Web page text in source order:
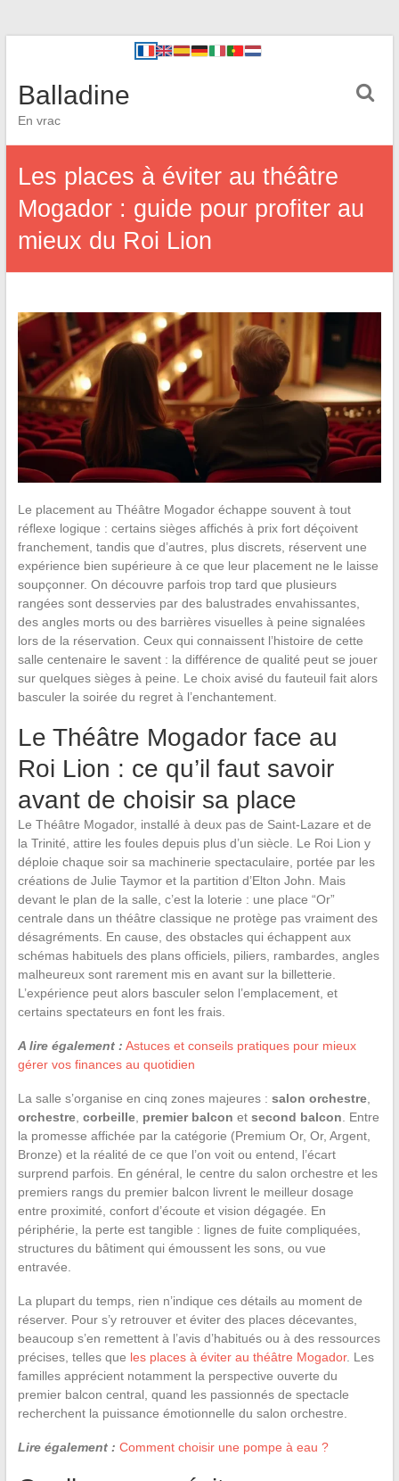
Balladine
En vrac
Les places à éviter au théâtre
Mogador : guide pour profiter au
mieux du Roi Lion
Le placement au Théâtre Mogador échappe souvent à tout
réflexe logique : certains sièges affichés à prix fort déçoivent
franchement, tandis que d’autres, plus discrets, réservent une
expérience bien supérieure à ce que leur placement ne le laisse
soupçonner. On découvre parfois trop tard que plusieurs
rangées sont desservies par des balustrades envahissantes,
des angles morts ou des barrières visuelles à peine signalées
lors de la réservation. Ceux qui connaissent l’histoire de cette
salle centenaire le savent : la différence de qualité peut se jouer
sur quelques sièges à peine. Le choix avisé du fauteuil fait alors
basculer la soirée du regret à l’enchantement.
Le Théâtre Mogador face au
Roi Lion : ce qu’il faut savoir
avant de choisir sa place
Le Théâtre Mogador, installé à deux pas de Saint-Lazare et de
la Trinité, attire les foules depuis plus d’un siècle. Le Roi Lion y
déploie chaque soir sa machinerie spectaculaire, portée par les
créations de Julie Taymor et la partition d’Elton John. Mais
devant le plan de la salle, c’est la loterie : une place “Or”
centrale dans un théâtre classique ne protège pas vraiment des
désagréments. En cause, des obstacles qui échappent aux
schémas habituels des plans officiels, piliers, rambardes, angles
malheureux sont rarement mis en avant sur la billetterie.
L’expérience peut alors basculer selon l’emplacement, et
certains spectateurs en font les frais.
A lire également : Astuces et conseils pratiques pour mieux
gérer vos finances au quotidien
La salle s’organise en cinq zones majeures : salon orchestre,
orchestre, corbeille, premier balcon et second balcon . Entre
la promesse affichée par la catégorie (Premium Or, Or, Argent,
Bronze) et la réalité de ce que l’on voit ou entend, l’écart
surprend parfois. En général, le centre du salon orchestre et les
premiers rangs du premier balcon livrent le meilleur dosage
entre proximité, confort d’écoute et vision dégagée. En
périphérie, la perte est tangible : lignes de fuite compliquées,
structures du bâtiment qui émoussent les sons, ou vue
entravée.
La plupart du temps, rien n’indique ces détails au moment de
réserver. Pour s’y retrouver et éviter des places décevantes,
beaucoup s’en remettent à l’avis d’habitués ou à des ressources
précises, telles que les places à éviter au théâtre Mogador. Les
familles apprécient notamment la perspective ouverte du
premier balcon central, quand les passionnés de spectacle
recherchent la puissance émotionnelle du salon orchestre.
Lire également : Comment choisir une pompe à eau ?